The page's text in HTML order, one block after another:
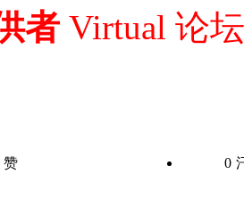
者 Virtual 论
赞 0